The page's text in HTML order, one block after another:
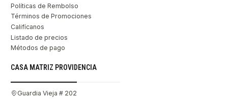
Políticas de Rembolso
Términos de Promociones
Califícanos
Listado de precios
Métodos de pago
CASA MATRIZ PROVIDENCIA
Guardia Vieja # 202